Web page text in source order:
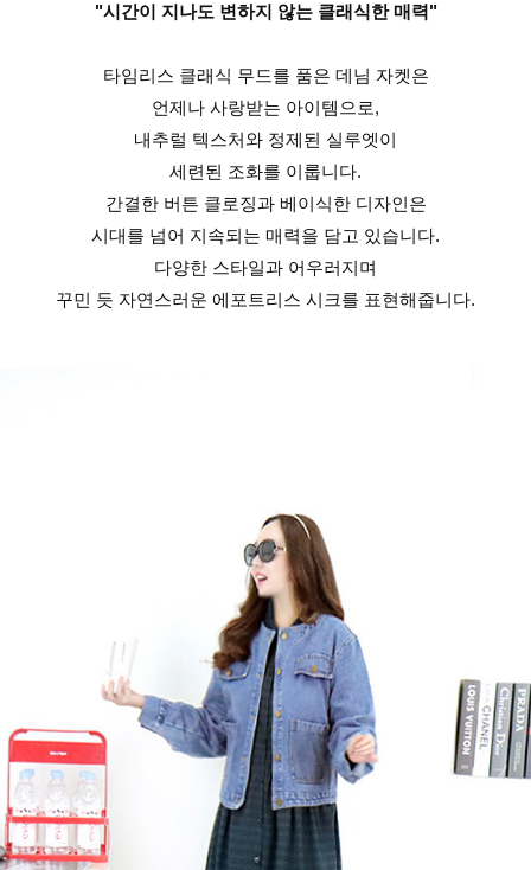
"시간이 지나도 변하지 않는 클래식한 매력"
타임리스 클래식 무드를 품은 데님 자켓은
언제나 사랑받는 아이템으로,
내추럴 텍스처와 정제된 실루엣이
세련된 조화를 이룹니다.
간결한 버튼 클로징과 베이식한 디자인은
시대를 넘어 지속되는 매력을 담고 있습니다.
다양한 스타일과 어우러지며